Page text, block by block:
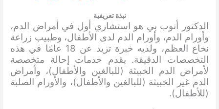
نبذة تعريفية
الدكتور أنوب بي هو استشاري أول في أمراض الدم،
وأورام الدم، وأورام الدم لدى الأطفال، وطبيب زراعة
نخاع العظم، ولديه خبرة تزيد عن 18 عامًا في هذه
التخصصات الدقيقة. يقدم خدمات إحالة متخصصة
لأمراض الدم الخبيثة (للبالغين والأطفال)، وأمراض
الدم غير الخبيثة (للبالغين والأطفال)، والأورام الصلبة
(للأطفال).